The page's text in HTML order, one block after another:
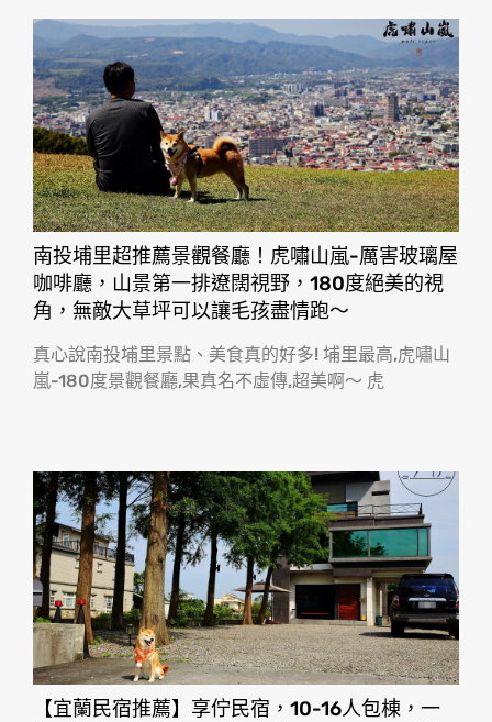
南投埔里超推薦景觀餐廳！虎嘯山嵐-厲害玻璃屋
咖啡廳，山景第一排遼闊視野，180度絕美的視
角，無敵大草坪可以讓毛孩盡情跑〜
真心說南投埔里景點、美食真的好多! 埔里最高,虎嘯山
嵐-180度景觀餐廳,果真名不虛傳,超美啊〜 虎
【宜蘭民宿推薦】享佇民宿，10-16人包棟，一